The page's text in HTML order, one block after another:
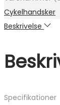
749 kr..
Cykelhandsker
Beskrivelse
Specifikationer